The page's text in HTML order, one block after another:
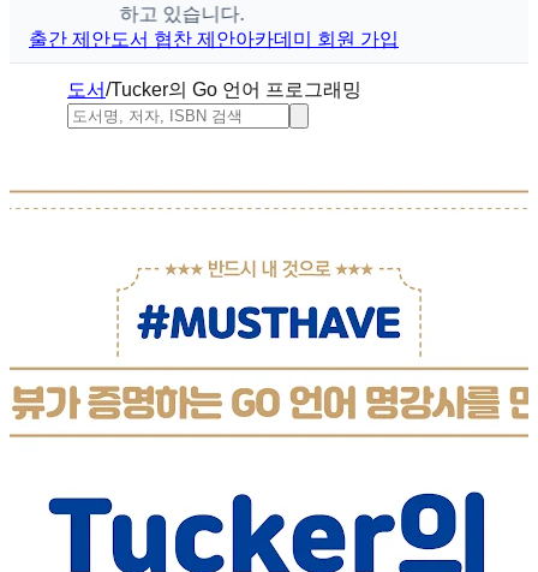
하고 있습니다.
출간 제안도서 협찬 제안아카데미 회원 가입
도서/Tucker의 Go 언어 프로그래밍